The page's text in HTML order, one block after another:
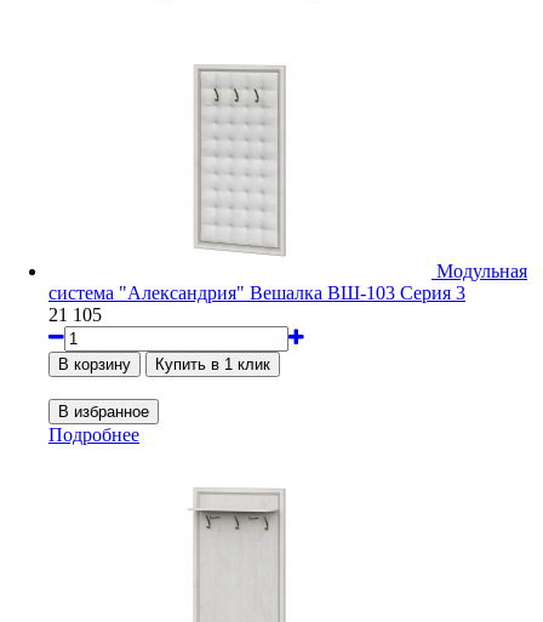
Модульная
система "Александрия" Вешалка ВШ-103 Серия 3
21 105
Подробнее